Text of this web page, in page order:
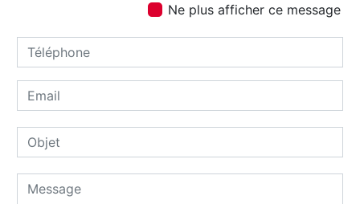
Ne plus afficher ce message